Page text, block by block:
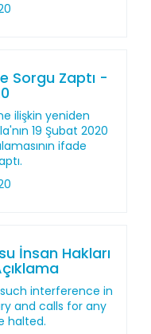
Sorgu Zaptı -
ilişkin yeniden
19 Şubat 2020
ifade
İnsan Hakları
interference in
and calls for any
halted.